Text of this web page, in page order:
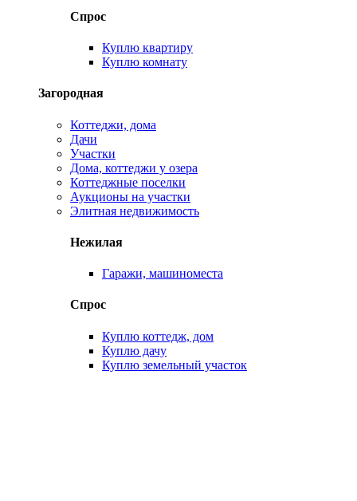
Спрос
Куплю квартиру
Куплю комнату
Загородная
Коттеджи, дома
Дачи
Участки
Дома, коттеджи у озера
Коттеджные поселки
Аукционы на участки
Элитная недвижимость
Нежилая
Гаражи, машиноместа
Спрос
Куплю коттедж, дом
Куплю дачу
Куплю земельный участок